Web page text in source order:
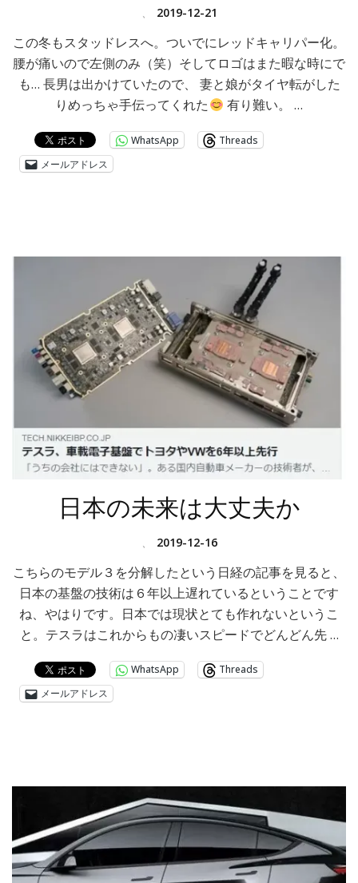
、 2019-12-21
‪この冬もスタッドレスへ。ついでにレッドキャリパー化。
腰が痛いので左側のみ（笑）そしてロゴはまた暇な時にで
も…‬ 長男は出かけていたので、 妻と娘がタイヤ転がした
りめっちゃ手伝ってくれた
有り難い。 …
WhatsApp
Threads
メールアドレス
日本の未来は大丈夫か
2019-12-16
こちらのモデル３を分解したという日経の記事を見ると、
日本の基盤の技術は６年以上遅れているということです
ね、やはりです。日本では現状とても作れないというこ
と。テスラはこれからもの凄いスピードでどんどん先 …
WhatsApp
Threads
メールアドレス